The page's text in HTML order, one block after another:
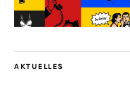
AKTUELLES